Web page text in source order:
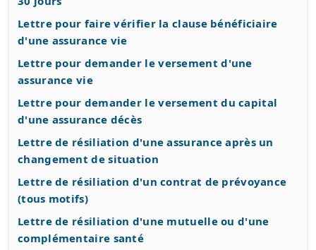
Lettre pour faire vérifier la clause bénéficiaire
d'une assurance vie
Lettre pour demander le versement d'une
assurance vie
Lettre pour demander le versement du capital
d'une assurance décès
Lettre de résiliation d'une assurance après un
changement de situation
Lettre de résiliation d'un contrat de prévoyance
(tous motifs)
Lettre de résiliation d'une mutuelle ou d'une
complémentaire santé